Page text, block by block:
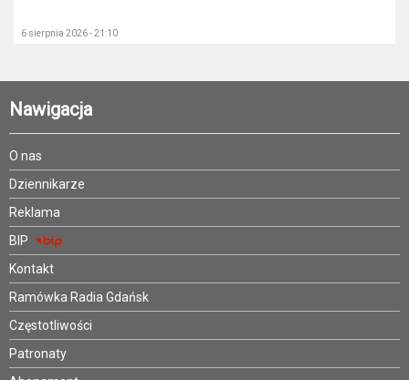
6 sierpnia 2026 - 21:10
Nawigacja
O nas
Dziennikarze
Reklama
BIP
Kontakt
Ramówka Radia Gdańsk
Częstotliwości
Patronaty